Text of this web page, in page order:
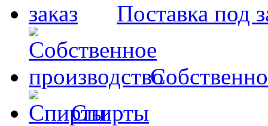
Поставка под
Спирты